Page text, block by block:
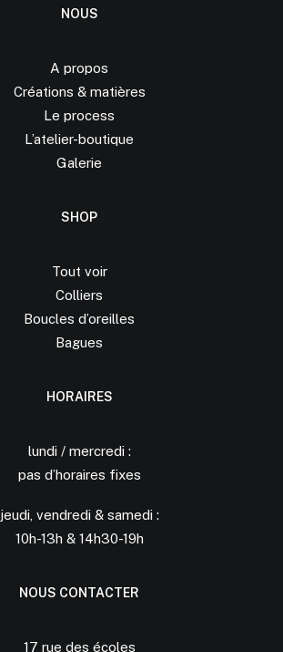
NOUS
A propos
Créations & matières
Le process
L’atelier-boutique
Galerie
SHOP
Tout voir
Colliers
Boucles d’oreilles
Bagues
HORAIRES
lundi / mercredi :
pas d’horaires fixes
jeudi, vendredi & samedi :
10h-13h & 14h30-19h
NOUS CONTACTER
17 rue des écoles